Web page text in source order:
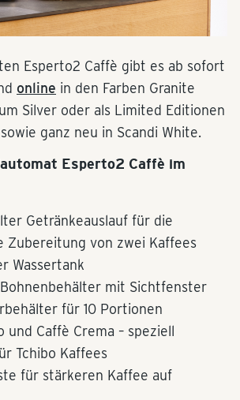
Esperto2 Caffè gibt es ab sofort
online in den Farben Granite
Silver oder als Limited Editionen
ganz neu in Scandi White.
Esperto2 Caffè im
Getränkeauslauf für die
Zubereitung von zwei Kaffees
Wassertank
mit Sichtfenster
für 10 Portionen
und Caffè Crema – speziell
Tchibo Kaffees
für stärkeren Kaffee auf